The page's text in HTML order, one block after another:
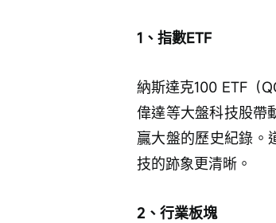
1、指數ETF
納斯達克100 ETF（
偉達等大盤科技股帶
贏大盤的歷史紀錄。
技的跡象更清晰。
2、行業板塊